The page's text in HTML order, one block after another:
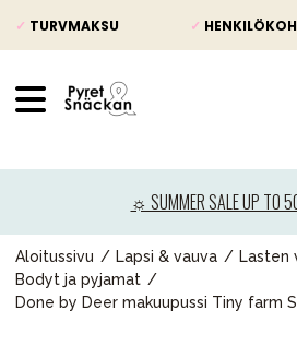
✓ TURVMAKSU ✓
☼ SUMMER SALE UP TO
Aloitussivu Lapsi & vauva
Lasten
Bodyt ja pyjamat
Done by Deer makuupussi Tiny farm
Lasten
Vauvan